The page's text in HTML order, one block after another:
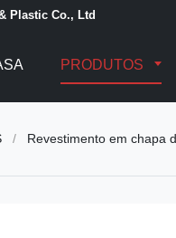
Plastic Co., Ltd
PRODUTOS
/ Revestimento em chapa